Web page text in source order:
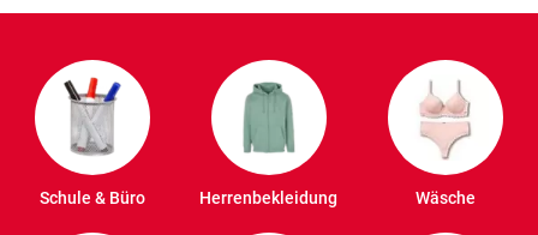
Schule & Büro Herrenbekleidung Wäsche